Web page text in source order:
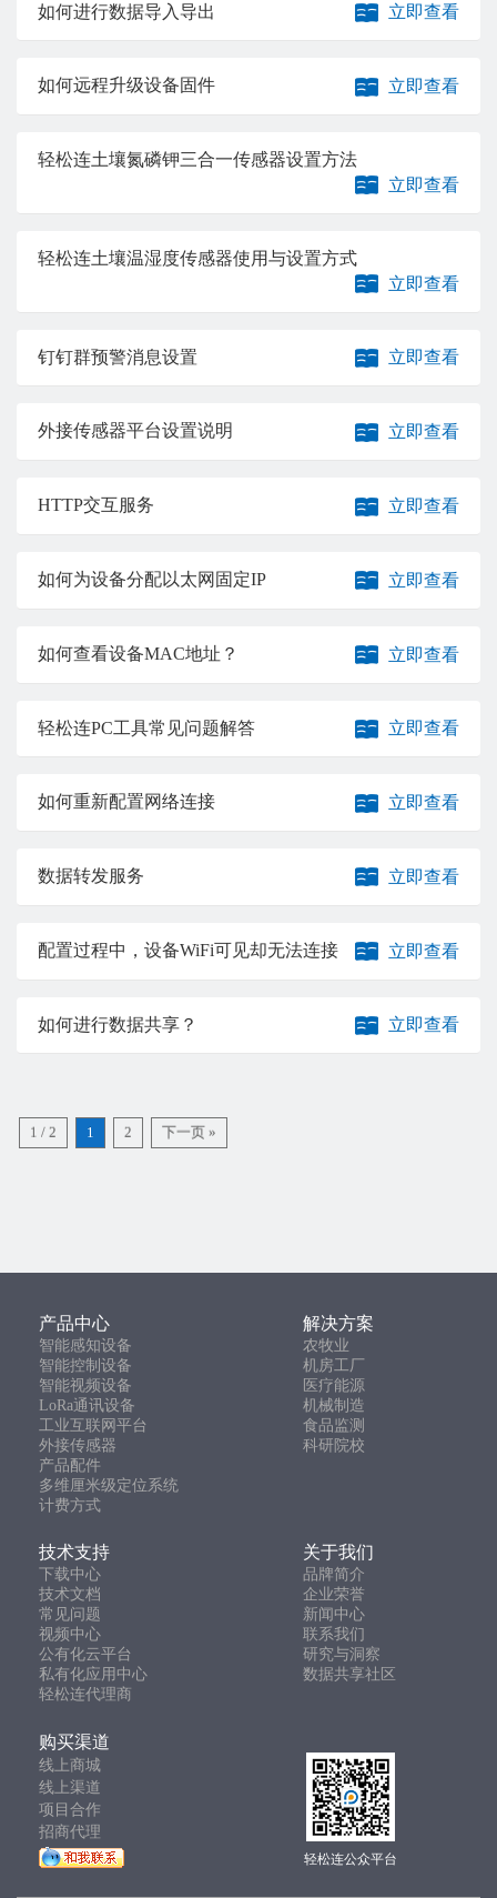
如何进行数据导入导出 立即查看
如何远程升级设备固件 立即查看
轻松连土壤氮磷钾三合一传感器设置方法
立即查看
轻松连土壤温湿度传感器使用与设置方式
立即查看
钉钉群预警消息设置 立即查看
外接传感器平台设置说明 立即查看
HTTP交互服务 立即查看
如何为设备分配以太网固定IP 立即查看
如何查看设备MAC地址？ 立即查看
轻松连PC工具常见问题解答 立即查看
如何重新配置网络连接 立即查看
数据转发服务 立即查看
配置过程中，设备WiFi可见却无法连接 立即查看
如何进行数据共享？ 立即查看
1 / 2 1 2 下一页 »
产品中心 解决方案
智能感知设备
农牧业
智能控制设备
机房工厂
智能视频设备
医疗能源
LoRa通讯设备
机械制造
工业互联网平台
食品监测
外接传感器
科研院校
产品配件
多维厘米级定位系统
计费方式
技术支持 关于我们
下载中心
品牌简介
技术文档
企业荣誉
常见问题
新闻中心
视频中心
联系我们
公有化云平台
研究与洞察
私有化应用中心
数据共享社区
轻松连代理商
购买渠道
线上商城
线上渠道
项目合作
招商代理
轻松连公众平台